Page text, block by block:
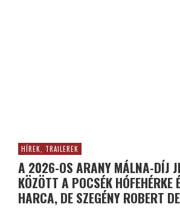
HÍREK, TRAILEREK
A 2026-OS ARANY MÁLNA-DÍJ
KÖZÖTT A POCSÉK HÓFEHÉRKE
HARCA, DE SZEGÉNY ROBERT